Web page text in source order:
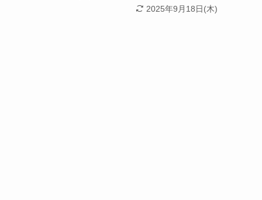
2025年9月18日(木)